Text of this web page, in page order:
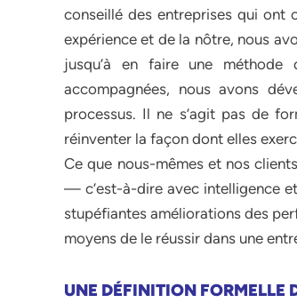
conseillé des entreprises qui ont
expérience et de la nôtre, nous
jusqu’à en faire une méthode
accompagnées, nous avons
processus. Il ne s’agit pas de
réinventer la façon dont elles
Ce que nous-mêmes et nos
— c’est-à-dire avec intelligence
stupéfiantes améliorations des
moyens de le réussir dans une
UNE DÉFINITION FORMELLE